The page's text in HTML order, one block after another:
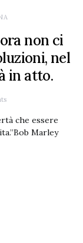
non ci
nel
in atto.
che essere
Marley